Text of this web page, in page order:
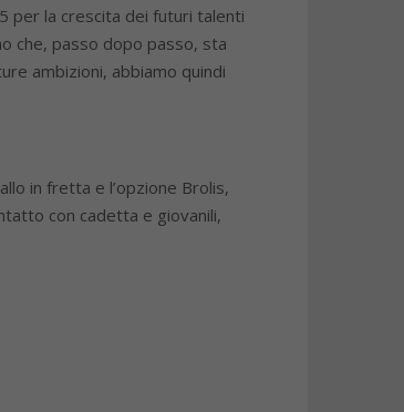
per la crescita dei futuri talenti
che, passo dopo passo, sta
ambizioni, abbiamo quindi
in fretta e l’opzione Brolis,
con cadetta e giovanili,